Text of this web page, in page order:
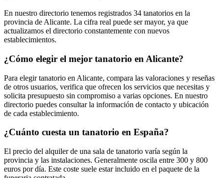
En nuestro directorio tenemos registrados 34 tanatorios en la
provincia de Alicante. La cifra real puede ser mayor, ya que
actualizamos el directorio constantemente con nuevos
establecimientos.
¿Cómo elegir el mejor tanatorio en Alicante?
Para elegir tanatorio en Alicante, compara las valoraciones y reseñas
de otros usuarios, verifica que ofrecen los servicios que necesitas y
solicita presupuesto sin compromiso a varias opciones. En nuestro
directorio puedes consultar la información de contacto y ubicación
de cada establecimiento.
¿Cuánto cuesta un tanatorio en España?
El precio del alquiler de una sala de tanatorio varía según la
provincia y las instalaciones. Generalmente oscila entre 300 y 800
euros por día. Este coste suele estar incluido en el paquete de la